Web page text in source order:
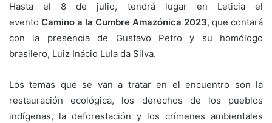
Hasta el 8 de julio, tendrá lugar en Leticia el
evento Camino a la Cumbre Amazónica 2023, que contará
con la presencia de Gustavo Petro y su homólogo
brasilero, Luiz Inácio Lula da Silva.
Los temas que se van a tratar en el encuentro son la
restauración ecológica, los derechos de los pueblos
indígenas, la deforestación y los crímenes ambientales